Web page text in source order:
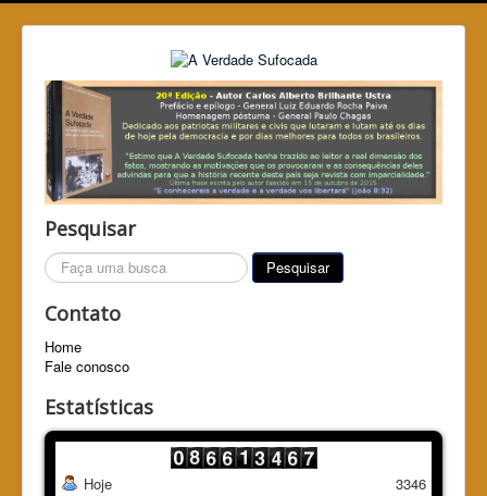
Pesquisar
Pesquisar... Pesquisar
Contato
Home
Fale conosco
Estatísticas
Hoje
3346